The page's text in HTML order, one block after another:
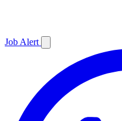
Job Alert